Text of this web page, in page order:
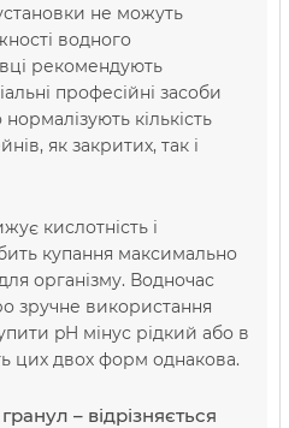
не можуть
водного
рекомендують
професійні засоби
кількість
як закритих, так і
кислотність і
купання максимально
організму. Водночас
зручне використання
pH мінус рідкий або в
цих двох форм однакова.
– відрізняється